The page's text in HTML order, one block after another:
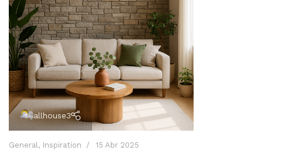
allhouse3
General, Inspiration 15 Abr 2025